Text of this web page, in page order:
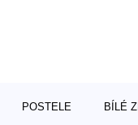
POSTELE BÍLÉ